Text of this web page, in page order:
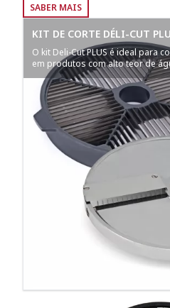
SABER MAIS
KIT DE CORTE DÉLI-CUT
O kit Deli-Cut PLUS é ideal para
em produtos com alto teor de